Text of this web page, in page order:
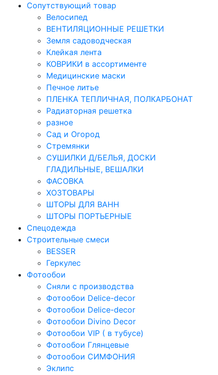
Сопутствующий товар
Велосипед
ВЕНТИЛЯЦИОННЫЕ РЕШЕТКИ
Земля садоводческая
Клейкая лента
КОВРИКИ в ассортименте
Медицинские маски
Печное литье
ПЛЕНКА ТЕПЛИЧНАЯ, ПОЛКАРБОНАТ
Радиаторная решетка
разное
Сад и Огород
Стремянки
СУШИЛКИ Д/БЕЛЬЯ, ДОСКИ
ГЛАДИЛЬНЫЕ, ВЕШАЛКИ
ФАСОВКА
ХОЗТОВАРЫ
ШТОРЫ ДЛЯ ВАНН
ШТОРЫ ПОРТЬЕРНЫЕ
Спецодежда
Строительные смеси
BESSER
Геркулес
Фотообои
Сняли с производства
Фотообои Delice-decor
Фотообои Delice-decor
Фотообои Divino Decor
Фотообои VIP ( в тубусе)
Фотообои Глянцевые
Фотообои СИМФОНИЯ
Эклипс